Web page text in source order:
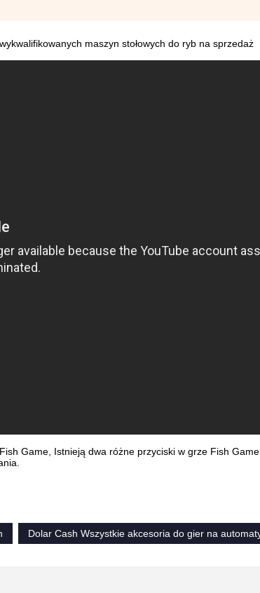
maszyn stołowych do ryb na sprzedaż
Game, Istnieją dwa różne przyciski w grze Fish Game,